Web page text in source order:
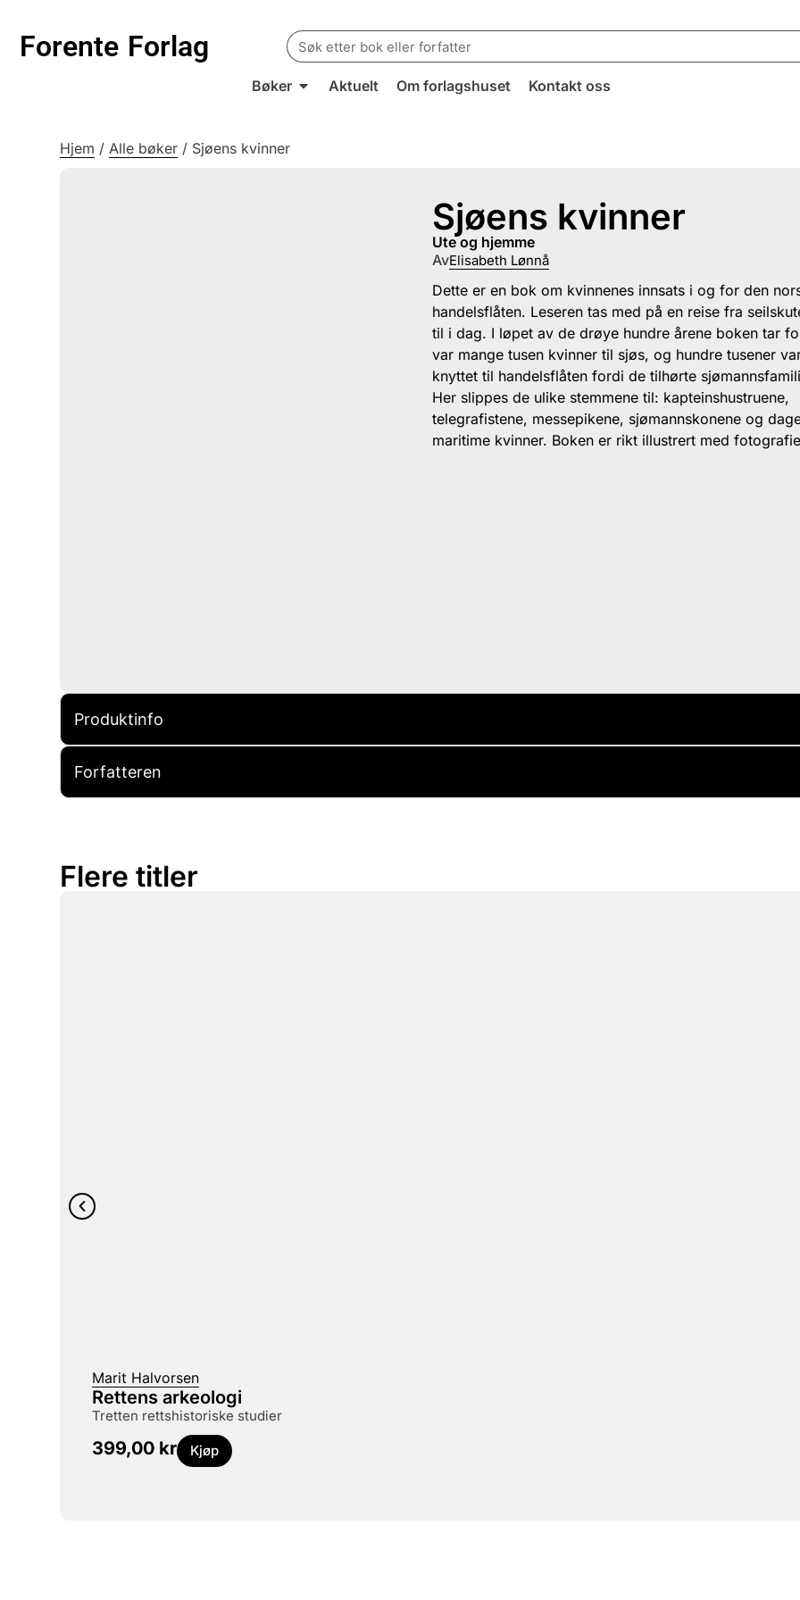
Forente Forlag
Search
for:
Bøker Aktuelt Om forlagshuset Kontakt oss
Hjem /Alle bøker / Sjøens kvinner
Sjøens kvinner
ute og hjemme
AvElisabeth Lønnå
Dette er en bok om kvinnenes innsats i og for den
handelsflåten. Leseren tas med på en reise fra
til i dag. I løpet av de drøye hundre årene boken tar
var mange tusen kvinner til sjøs, og hundre tusener
knyttet til handelsflåten fordi de tilhørte
Her slippes de ulike stemmene til: kapteinshustruene,
telegrafistene, messepikene, sjømannskonene og
maritime kvinner. Boken er rikt illustrert med
Produktinfo
Forfatteren
Flere titler
Marit Halvorsen
Rettens arkeologi
tretten rettshistoriske studier
399,00 kr Kjøp